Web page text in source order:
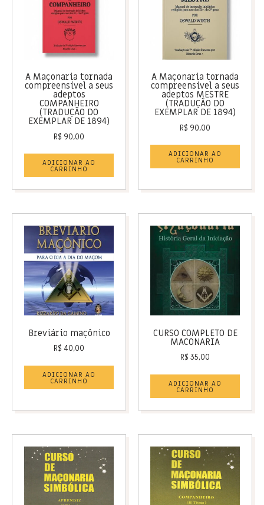
A Maçonaria tornada
compreensível a seus
adeptos
COMPANHEIRO
(TRADUÇÃO DO
EXEMPLAR DE 1894)
R$ 90,00
ADICIONAR AO
CARRINHO
A Maçonaria tornada
compreensível a seus
adeptos MESTRE
(TRADUÇÃO DO
EXEMPLAR DE 1894)
R$ 90,00
ADICIONAR AO
CARRINHO
Breviário maçônico
R$ 40,00
ADICIONAR AO
CARRINHO
CURSO COMPLETO DE
MACONARIA
R$ 35,00
ADICIONAR AO
CARRINHO